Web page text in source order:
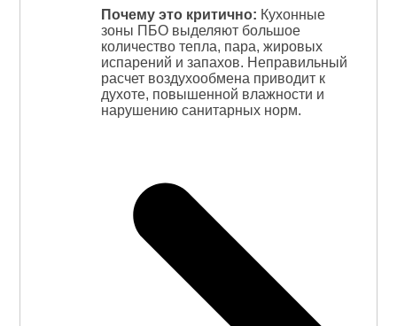
Почему это критично: Кухонные
зоны ПБО выделяют большое
количество тепла, пара, жировых
испарений и запахов. Неправильный
расчет воздухообмена приводит к
духоте, повышенной влажности и
нарушению санитарных норм.